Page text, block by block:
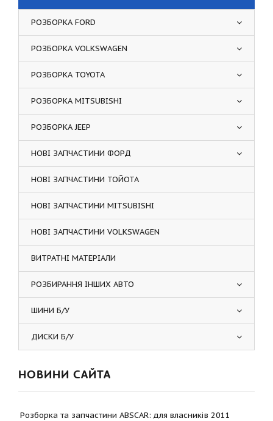
РОЗБОРКА FORD
РОЗБОРКА VOLKSWAGEN
РОЗБОРКА TOYOTA
РОЗБОРКА MITSUBISHI
РОЗБОРКА JEEP
НОВІ ЗАПЧАСТИНИ ФОРД
НОВІ ЗАПЧАСТИНИ ТОЙОТА
НОВІ ЗАПЧАСТИНИ MITSUBISHI
НОВІ ЗАПЧАСТИНИ VOLKSWAGEN
ВИТРАТНІ МАТЕРІАЛИ
РОЗБИРАННЯ ІНШИХ АВТО
ШИНИ Б/У
ДИСКИ Б/У
НОВИНИ САЙТА
Розборка та запчастини ABSCAR: для власників 2011